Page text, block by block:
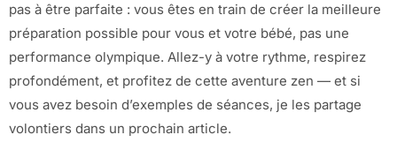
pas à être parfaite : vous êtes en train de créer la meilleure
préparation possible pour vous et votre bébé, pas une
performance olympique. Allez-y à votre rythme, respirez
profondément, et profitez de cette aventure zen — et si
vous avez besoin d’exemples de séances, je les partage
volontiers dans un prochain article.